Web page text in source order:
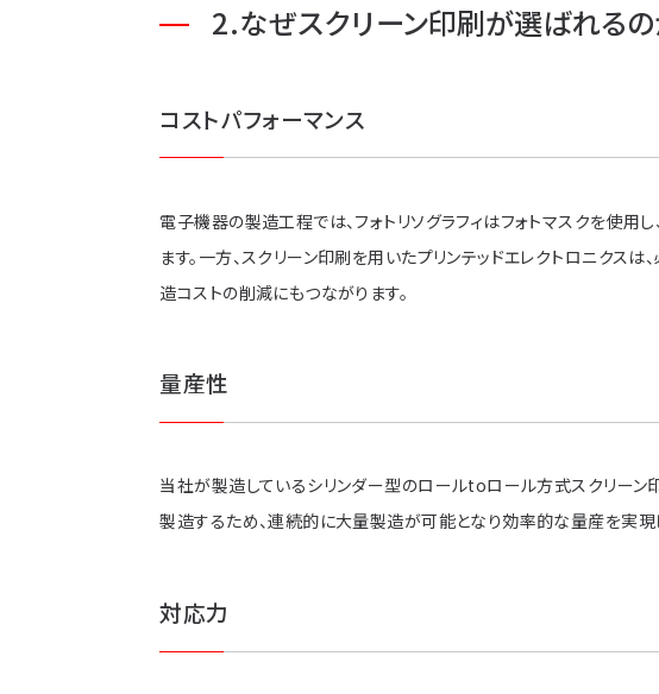
なぜスクリーン印刷が選ばれる
コストパフォーマンス
電子機器の製造工程では、フォトリソグラフィはフォトマスクを使用
ます。一方、スクリーン印刷を用いたプリンテッドエレクトロニクス
造コストの削減にもつながります。
量産性
当社が製造しているシリンダー型のロールtoロール方式スクリー
製造するため、連続的に大量製造が可能となり効率的な量産を実現
対応力